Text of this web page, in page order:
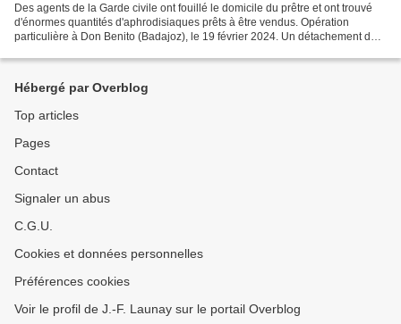
Des agents de la Garde civile ont fouillé le domicile du prêtre et ont trouvé
d'énormes quantités d'aphrodisiaques prêts à être vendus. Opération
particulière à Don Benito (Badajoz), le 19 février 2024. Un détachement de
Hébergé par Overblog
Top articles
Pages
Contact
Signaler un abus
C.G.U.
Cookies et données personnelles
Préférences cookies
Voir le profil de J.-F. Launay sur le portail Overblog